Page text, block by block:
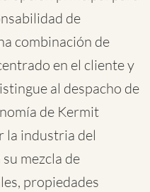
de
combinación de
en el cliente y
al despacho de
de Kermit
la industria del
mezcla de
propiedades